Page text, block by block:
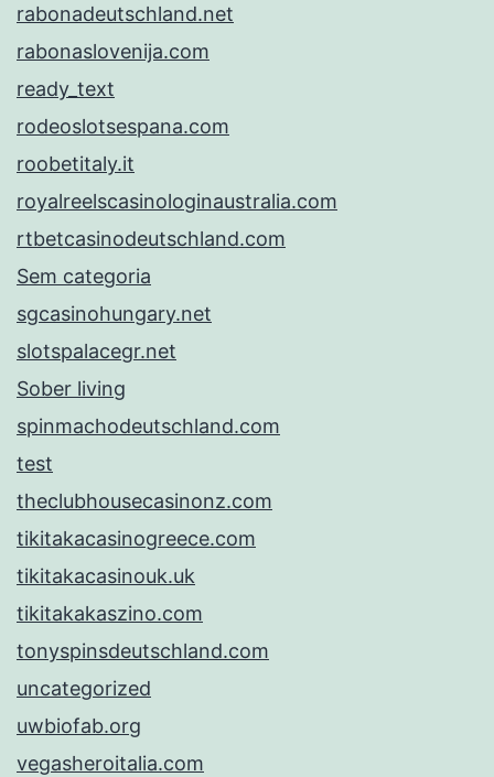
rabonadeutschland.net
rabonaslovenija.com
ready_text
rodeoslotsespana.com
roobetitaly.it
royalreelscasinologinaustralia.com
rtbetcasinodeutschland.com
Sem categoria
sgcasinohungary.net
slotspalacegr.net
Sober living
spinmachodeutschland.com
test
theclubhousecasinonz.com
tikitakacasinogreece.com
tikitakacasinouk.uk
tikitakakaszino.com
tonyspinsdeutschland.com
uncategorized
uwbiofab.org
vegasheroitalia.com